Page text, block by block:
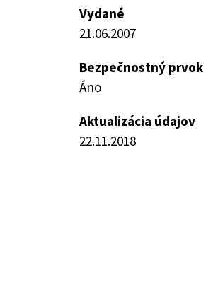
Vydané
21.06.2007
Bezpečnostný prvok
Áno
Aktualizácia údajov
22.11.2018